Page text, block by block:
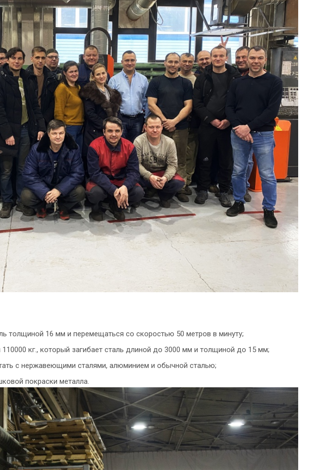
толщиной 16 мм и перемещаться со скоростью 50 метров в минуту;
кг., который загибает сталь длиной до 3000 мм и толщиной до 15 мм;
с нержавеющими сталями, алюминием и обычной сталью;
покраски металла.